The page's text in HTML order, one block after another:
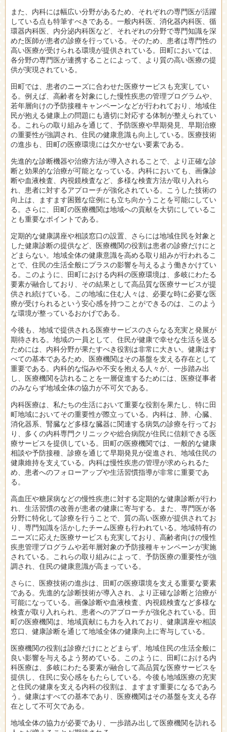
また、内科には幅広い分野があるため、それぞれの専門医が活躍
している点も特筆すべきである。一般内科医、消化器内科医、循
環器内科医、内分泌内科医など、それぞれの分野で専門知識を深
めた医師が患者の診療を行っている。そのため、患者は専門性の
高い医療が受けられる環境が提供されている。田町においては、
各分野の専門医が連携することによって、より質の高い医療の提
供が実現されている。
田町では、患者のニーズに合わせた医療サービスも充実してい
る。例えば、高齢者を対象にした慢性疾患の管理プログラムや、
若年層向けの予防接種キャンペーンなどが行われており、地域住
民が抱える健康上の問題にも適切に対応する体制が整えられてい
る。これらの取り組みを通じて、予防医療や早期発見、早期治療
の重要性が強調され、住民の健康意識も向上している。医療技術
の進歩も、田町の医療環境には欠かせない要素である。
先進的な診断機器や治療方法が導入されることで、より正確な診
断と効果的な治療が可能となっている。内科においても、画像診
断や血液検査、内視鏡検査など、多様な検査方法が取り入れら
れ、患者に対するアプローチが強化されている。こうした技術の
向上は、ますます困難な症例にも立ち向かうことを可能にしてい
る。さらに、田町の医療機関は地域への貢献を大切にしているこ
とも重要なポイントである。
定期的な健康講座や相談窓口の設置、さらには地域住民を対象と
した健康診断の提供など、医療機関の役割は患者の診療だけにと
どまらない。地域全体の健康意識を高める取り組みが行われるこ
とで、住民の生活全般にプラスの影響を与えるよう働きかけてい
る。このように、田町における内科の医療環境は、多岐にわたる
要素が融合しており、その結果として高品質な医療サービスが提
供され続けている。この地域に住む人々は、必要な時に必要な医
療が受けられるという安心感を持つことができるのは、このよう
な環境が整っているおかげである。
今後も、地域で提供される医療サービスのさらなる充実と発展が
期待される。地域の一員として、住民が健康で幸せな生活を送る
ためには、内科分野が果たすべき役割は非常に大きい。健康はす
べての基本であるため、医療機関はその基盤を支える存在として
重要である。内科的な悩みや不安を抱える人々が、一歩踏み出
し、医療機関を訪れることを一層促進するためには、医療従事者
のみならず地域全体の協力が不可欠である。
内科医療は、私たちの生活において重要な役割を果たし、特に田
町地域においてその重要性が際立っている。内科は、肺、心臓、
消化器系、腎臓など多様な臓器に関連する病気の診療を行ってお
り、多くの内科専門クリニックや総合病院が住民に信頼できる医
療サービスを提供している。田町の医療機関では、一般的な健康
相談や予防接種、診療を通じて早期発見が促進され、地域住民の
健康維持を支えている。内科は慢性疾患の管理が求められるた
め、患者へのフォローアップや生活習慣指導が非常に重要であ
る。
高血圧や糖尿病などの慢性疾患に対する定期的な健康診断が行わ
れ、生活習慣の改善が患者の健康に寄与する。また、専門医が各
分野に特化して診療を行うことで、質の高い医療が提供されてお
り、専門知識を活かしたチーム医療も行われている。地域特有の
ニーズに応えた医療サービスも充実しており、高齢者向けの慢性
疾患管理プログラムや若年層対象の予防接種キャンペーンが実施
されている。これらの取り組みによって、予防医療の重要性が強
調され、住民の健康意識が高まっている。
さらに、医療技術の進歩は、田町の医療環境を支える重要な要素
である。先進的な診断技術が導入され、より正確な診断と治療が
可能になっている。画像診断や血液検査、内視鏡検査など多様な
検査が取り入れられ、患者へのアプローチが強化されている。田
町の医療機関は、地域貢献にも力を入れており、健康講座や相談
窓口、健康診断を通じて地域全体の健康向上に寄与している。
医療機関の役割は診療だけにとどまらず、地域住民の生活全般に
良い影響を与えるよう努めている。このように、田町における内
科医療は、多岐にわたる要素が融合して高品質な医療サービスを
提供し、住民に安心感をもたらしている。今後も地域医療の充実
と住民の健康を支える内科の役割は、ますます重要になるであろ
う。健康はすべての基本であり、医療機関はその基盤を支える存
在として不可欠である。
地域全体の協力が必要であり、一歩踏み出して医療機関を訪れる